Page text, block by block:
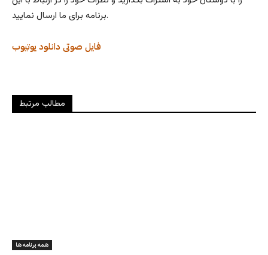
برنامه برای ما ارسال نمایید.
یوتیوب دانلود فایل صوتی
مطالب مرتبط
همه برنامه ها